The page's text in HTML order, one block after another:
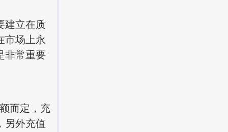
立在质
市场上永
非常重要
而定，充
另外充值